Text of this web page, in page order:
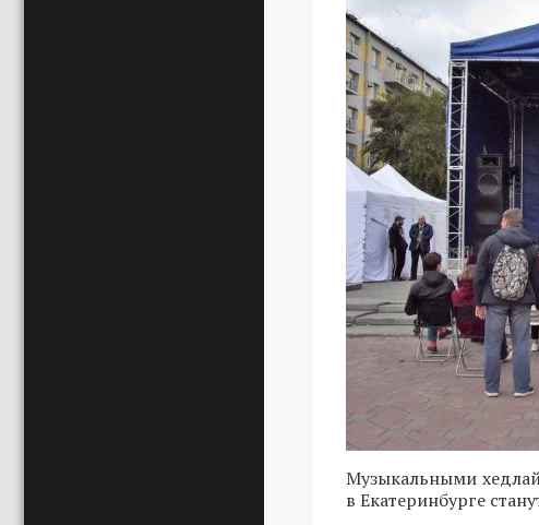
Музыкальными
в Екатеринбурге